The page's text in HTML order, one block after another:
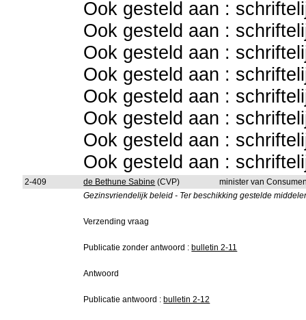
Ook gesteld aan :
Ook gesteld aan :
Ook gesteld aan :
Ook gesteld aan :
Ook gesteld aan :
Ook gesteld aan :
Ook gesteld aan :
Ook gesteld aan :
2-409 de Bethune Sabine (CVP)
minister van
Gezinsvriendelijk beleid - Ter beschikking gestelde
Verzending vraag
Publicatie zonder antwoord : bulletin 2-11
Antwoord
Publicatie antwoord : bulletin 2-12